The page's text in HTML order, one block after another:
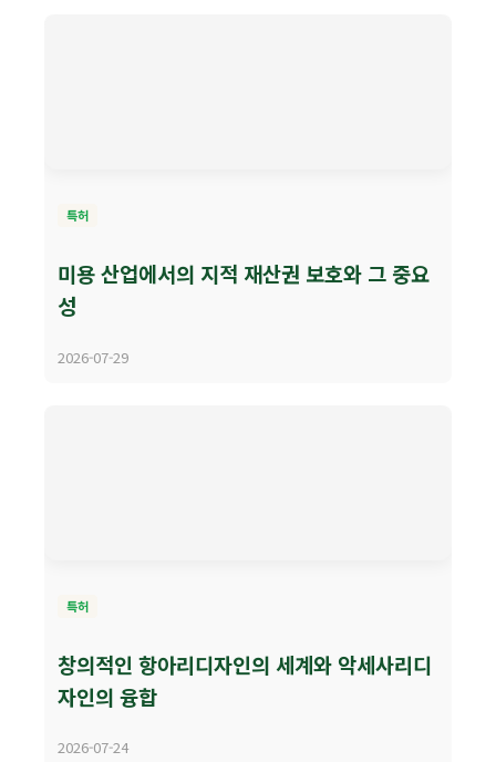
특허
미용 산업에서의 지적 재산권 보호와 그 중요
성
2026-07-29
특허
창의적인 항아리디자인의 세계와 악세사리디
자인의 융합
2026-07-24